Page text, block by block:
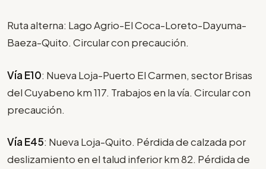
Ruta alterna: Lago Agrio-El Coca-Loreto-Dayuma-
Baeza-Quito. Circular con precaución.
Vía E10: Nueva Loja-Puerto El Carmen, sector Brisas
del Cuyabeno km 117. Trabajos en la vía. Circular con
precaución.
Vía E45: Nueva Loja-Quito. Pérdida de calzada por
deslizamiento en el talud inferior km 82. Pérdida de